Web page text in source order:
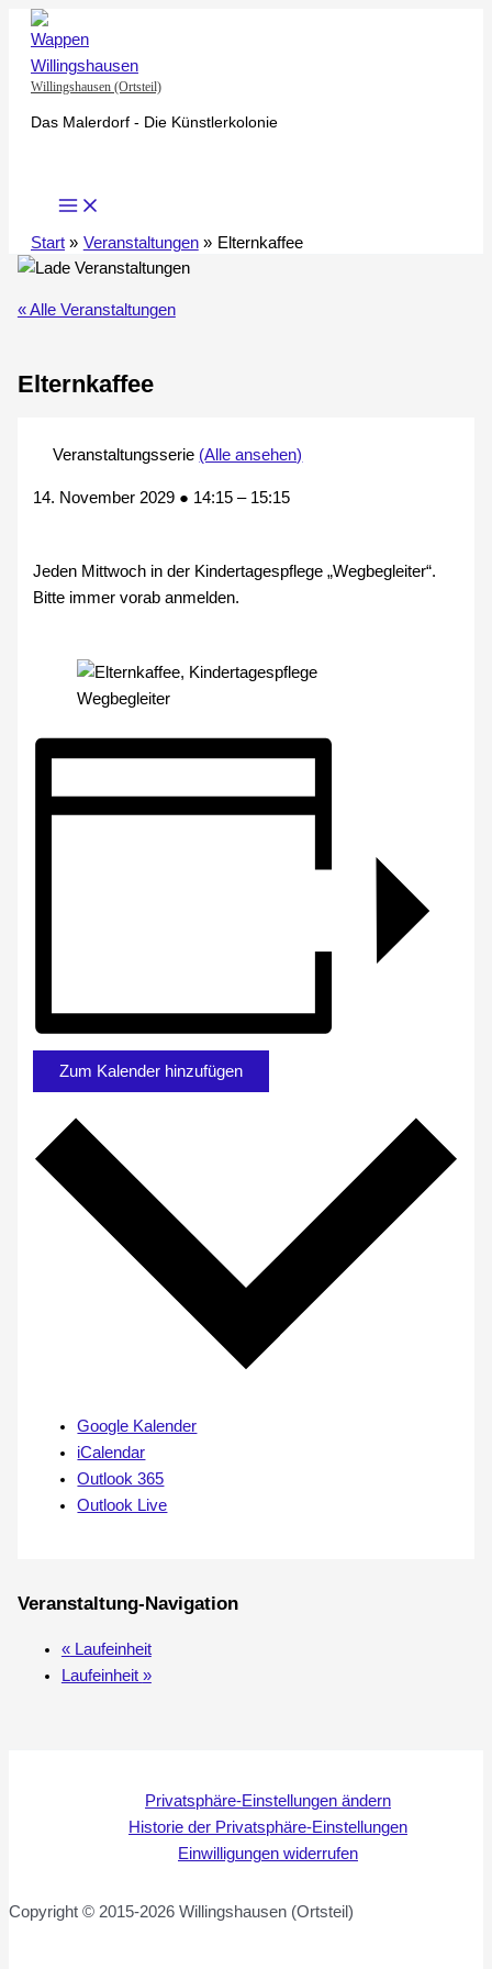
Zum
Inhalt
springen
Willingshausen (Ortsteil)
Das Malerdorf - Die Künstlerkolonie
Start Veranstaltungen Elternkaffee
« Alle Veranstaltungen
Elternkaffee
Veranstaltungsserie (Alle ansehen)
14. November 2029 ● 14:15– 15:15
Jeden Mittwoch in der Kindertagespflege „Wegbegleiter“.
Bitte immer vorab anmelden.
Zum Kalender hinzufügen
Google Kalender
iCalendar
Outlook 365
Outlook Live
Veranstaltung-Navigation
«Laufeinheit
Laufeinheit »
Privatsphäre-Einstellungen ändern
Historie der Privatsphäre-Einstellungen
Einwilligungen widerrufen
Copyright © 2015-2026 Willingshausen (Ortsteil)